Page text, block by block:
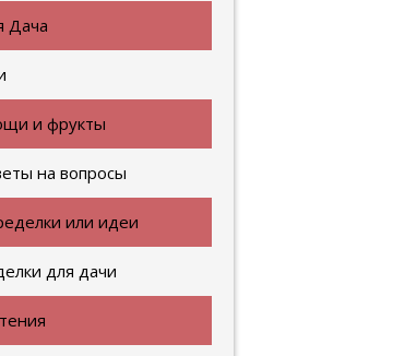
Дача
и фрукты
на вопросы
или идеи
для дачи